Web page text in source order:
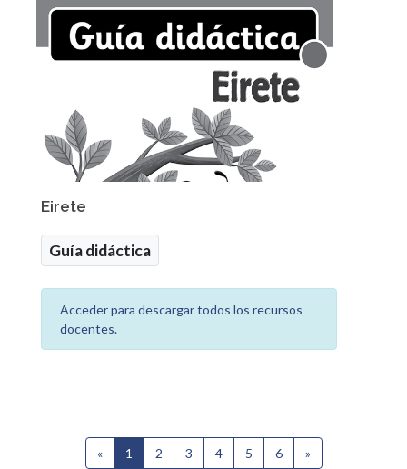
Eirete
Guía didáctica
Acceder para descargar todos los recursos
docentes.
« 1 (current)
2 3 4 5 6 »